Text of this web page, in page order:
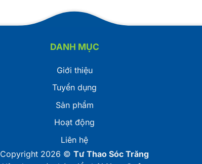
DANH MỤC
Giới thiệu
Tuyển dụng
Sản phẩm
Hoạt động
Liên hệ
Copyright 2026 © Tư Thao Sóc Trăng